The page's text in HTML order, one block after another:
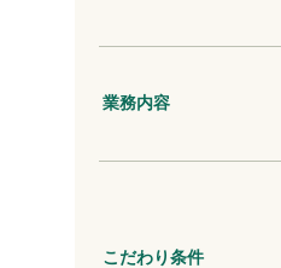
業務内容
こだわり条件